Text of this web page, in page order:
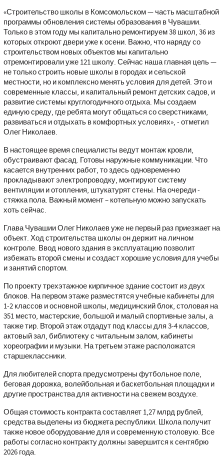
«Строительство школы в Комсомольском — часть масштабной
программы обновления системы образования в Чувашии.
Только в этом году мы капитально ремонтируем 38 школ, 36 из
которых откроют двери уже к осени. Важно, что наряду со
строительством новых объектов мы капитально
отремонтировали уже 121 школу. Сейчас наша главная цель —
не только строить новые школы в городах и сельской
местности, но и комплексно менять условия для детей. Это и
современные классы, и капитальный ремонт детских садов, и
развитие системы круглогодичного отдыха. Мы создаем
единую среду, где ребята могут общаться со сверстниками,
развиваться и отдыхать в комфортных условиях», - отметил
Олег Николаев.
В настоящее время специалисты ведут монтаж кровли,
обустраивают фасад. Готовы наружные коммуникации. Что
касается внутренних работ, то здесь одновременно
прокладывают электропроводку, монтируют систему
вентиляции и отопления, штукатурят стены. На очереди -
стяжка пола. Важный момент – котельную можно запускать
хоть сейчас.
Глава Чувашии Олег Николаев уже не первый раз приезжает на
объект. Ход строительства школы он держит на личном
контроле. Ввод нового здания в эксплуатацию позволит
избежать второй смены и создаст хорошие условия для учебы
и занятий спортом.
По проекту трехэтажное кирпичное здание состоит из двух
блоков. На первом этаже разместятся учебные кабинеты для
1-2 классов и основной школы, медицинский блок, столовая на
351 место, мастерские, большой и малый спортивные залы, а
также тир. Второй этаж отдадут под классы для 3-4 классов,
актовый зал, библиотеку с читальным залом, кабинеты
хореографии и музыки. На третьем этаже расположатся
старшеклассники.
Для любителей спорта предусмотрены футбольное поле,
беговая дорожка, волейбольная и баскетбольная площадки и
другие пространства для активности на свежем воздухе.
Общая стоимость контракта составляет 1,27 млрд рублей,
средства выделены из бюджета республики. Школа получит
также новое оборудование для и современную столовую. Все
работы согласно контракту должны завершится к сентябрю
2026 года.